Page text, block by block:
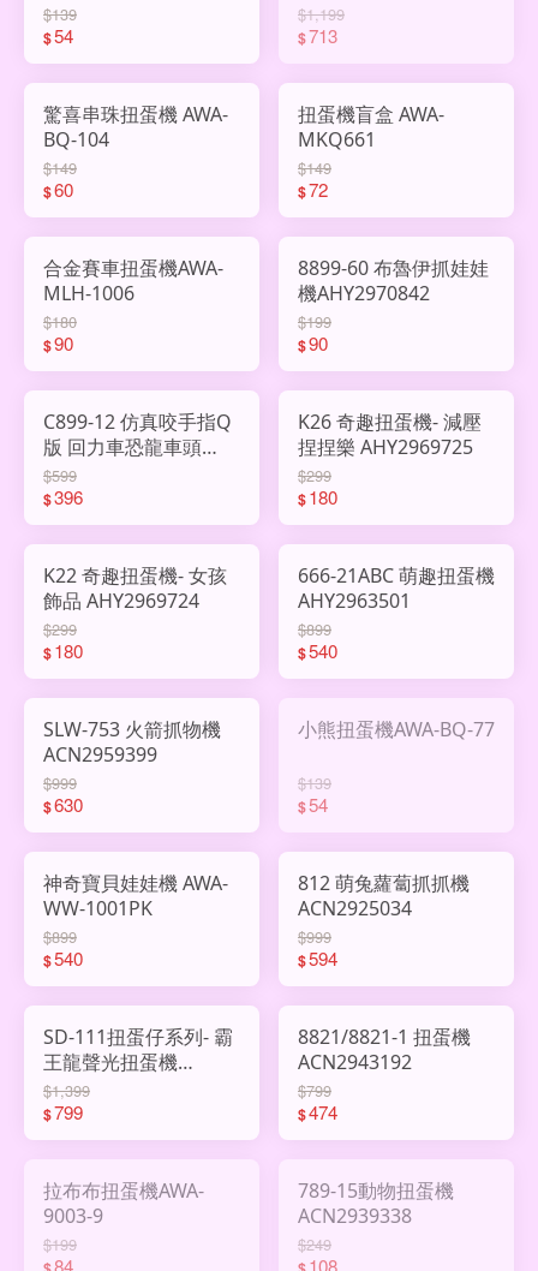
$139
$54
$1,199
$713
驚喜串珠扭蛋機 AWA-
BQ-104
$149
$60
扭蛋機盲盒 AWA-
MKQ661
$149
$72
合金賽車扭蛋機AWA-
MLH-1006
$180
$90
8899-60 布魯伊抓娃娃
機AHY2970842
$199
$90
C899-12 仿真咬手指Q
版 回力車恐龍車頭
AHY2969832
$599
$396
K26 奇趣扭蛋機- 減壓
捏捏樂 AHY2969725
$299
$180
K22 奇趣扭蛋機- 女孩
飾品 AHY2969724
$299
$180
666-21ABC 萌趣扭蛋機
AHY2963501
$899
$540
SLW-753 火箭抓物機
ACN2959399
$999
$630
小熊扭蛋機AWA-BQ-77
$139
$54
神奇寶貝娃娃機 AWA-
WW-1001PK
$899
$540
812 萌兔蘿蔔抓抓機
ACN2925034
$999
$594
SD-111扭蛋仔系列- 霸
王龍聲光扭蛋機
ACN2946402
$1,399
$799
8821/8821-1 扭蛋機
ACN2943192
$799
$474
拉布布扭蛋機AWA-
9003-9
$199
84
789-15動物扭蛋機
ACN2939338
$249
108